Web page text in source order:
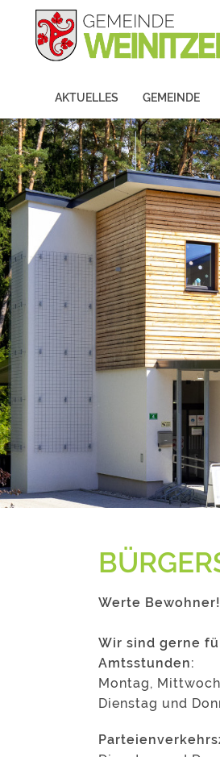
AKTUELLES GEMEINDE
Werte
Wir sind gerne
Amtsstunden:
Montag,
Dienstag und